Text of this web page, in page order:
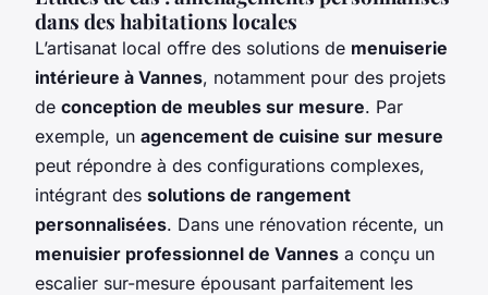
dans des habitations locales
L’artisanat local offre des solutions de menuiserie
intérieure à Vannes, notamment pour des projets
de conception de meubles sur mesure. Par
exemple, un agencement de cuisine sur mesure
peut répondre à des configurations complexes,
intégrant des solutions de rangement
personnalisées. Dans une rénovation récente, un
menuisier professionnel de Vannes a conçu un
escalier sur-mesure épousant parfaitement les